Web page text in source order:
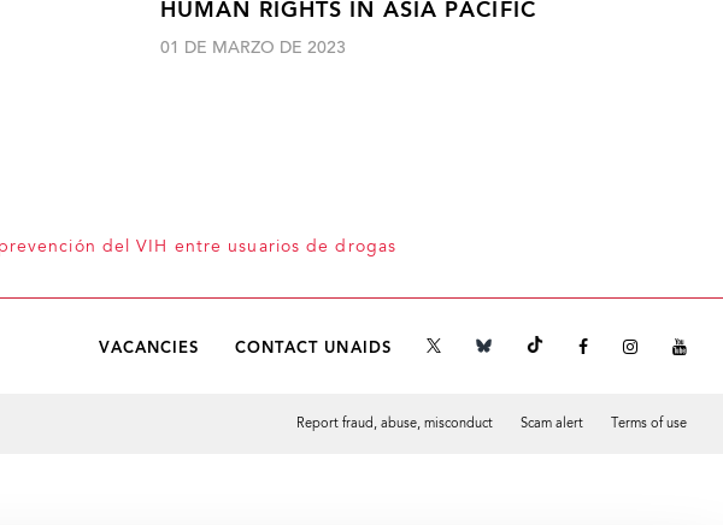
HUMAN RIGHTS IN ASIA PACIFIC
01 DE MARZO DE 2023
del VIH entre usuarios de drogas
VACANCIES CONTACT UNAIDS
Report fraud, abuse, misconduct Scam alert Terms of use